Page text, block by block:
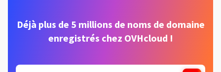
Déjà plus de 5 millions de noms de domaine
enregistrés chez OVHcloud !